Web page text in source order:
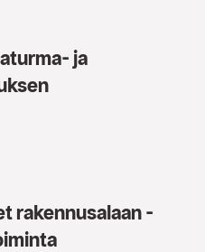
ja
rakennusalaan -